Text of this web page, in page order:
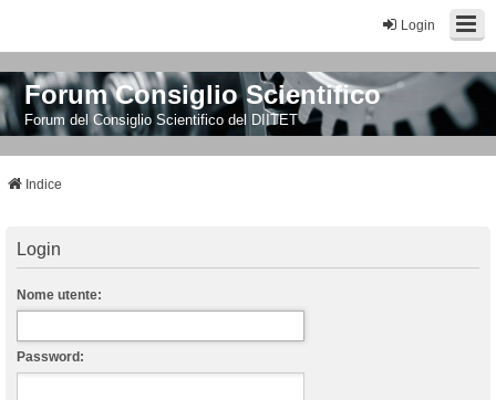
Login
Forum Consiglio Scientifico
Forum del Consiglio Scientifico del DIITET
Indice
Login
Nome utente:
Password: